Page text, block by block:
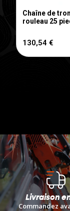
Chaîne de
rouleau 25
130,54 €
Livraison
Commandez